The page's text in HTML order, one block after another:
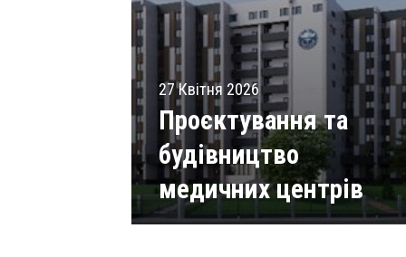
27 Квітня 2026
Проєктування та
будівництво
медичних центрів